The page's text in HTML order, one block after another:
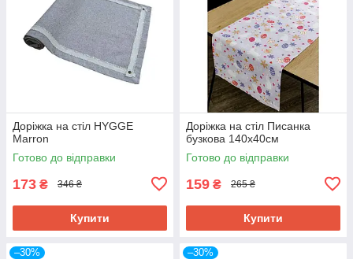
Доріжка на стіл HYGGE
Marron
Готово до відправки
173 ₴ 346 ₴
Купити
Дорiжка на стiл Писанка
бузкова 140х40см
Готово до відправки
159 ₴ 265 ₴
Купити
–30% –30%